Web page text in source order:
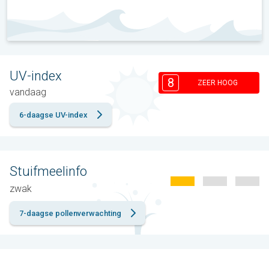
UV-index
vandaag
8 ZEER HOOG
6-daagse UV-index
Stuifmeelinfo
zwak
7-daagse pollenverwachting